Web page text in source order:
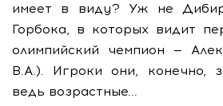
имеет в виду? Уж не
Горбока, в которых видит
олимпийский чемпион —
В.А.). Игроки они, конечно,
ведь возрастные...